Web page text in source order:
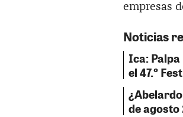
empresas
Noticias
Ica:
el 47.º
de